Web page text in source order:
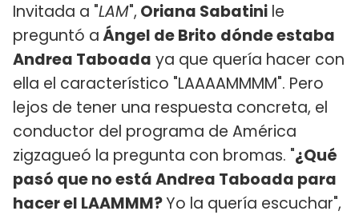
Invitada a "LAM", Oriana Sabatini le
preguntó aÁngel de Brito dónde estaba
Andrea Taboada ya que quería hacer con
ella el característico "LAAAAMMMM". Pero
lejos de tener una respuesta concreta, el
conductor del programa de América
zigzagueó la pregunta con bromas. "¿Qué
pasó que no está Andrea Taboada para
hacer el LAAMMM?Yo la quería escuchar",